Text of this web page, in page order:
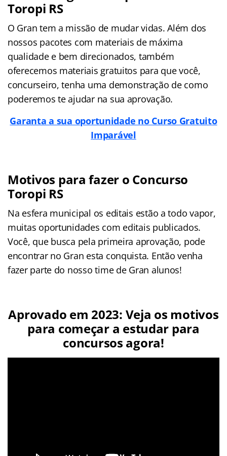
Toropi RS
O Gran tem a missão de mudar vidas. Além dos
nossos pacotes com materiais de máxima
qualidade e bem direcionados, também
oferecemos materiais gratuitos para que você,
concurseiro, tenha uma demonstração de como
poderemos te ajudar na sua aprovação.
Garanta a sua oportunidade no Curso Gratuito
Imparável
Motivos para fazer o Concurso
Toropi RS
Na esfera municipal os editais estão a todo vapor,
muitas oportunidades com editais publicados.
Você, que busca pela primeira aprovação, pode
encontrar no Gran esta conquista. Então venha
fazer parte do nosso time de Gran alunos!
Aprovado em 2023: Veja os motivos
para começar a estudar para
concursos agora!